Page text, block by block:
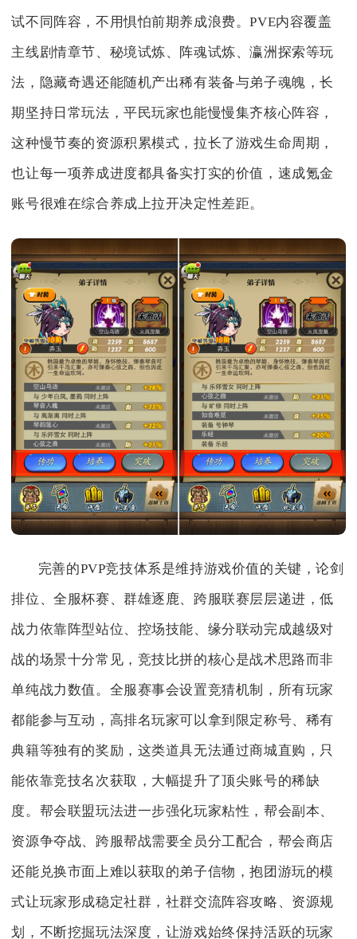
试不同阵容，不用惧怕前期养成浪费。PVE内容覆盖
主线剧情章节、秘境试炼、阵魂试炼、瀛洲探索等玩
法，隐藏奇遇还能随机产出稀有装备与弟子魂魄，长
期坚持日常玩法，平民玩家也能慢慢集齐核心阵容，
这种慢节奏的资源积累模式，拉长了游戏生命周期，
也让每一项养成进度都具备实打实的价值，速成氪金
账号很难在综合养成上拉开决定性差距。
完善的PVP竞技体系是维持游戏价值的关键，论剑
排位、全服杯赛、群雄逐鹿、跨服联赛层层递进，低
战力依靠阵型站位、控场技能、缘分联动完成越级对
战的场景十分常见，竞技比拼的核心是战术思路而非
单纯战力数值。全服赛事会设置竞猜机制，所有玩家
都能参与互动，高排名玩家可以拿到限定称号、稀有
典籍等独有的奖励，这类道具无法通过商城直购，只
能依靠竞技名次获取，大幅提升了顶尖账号的稀缺
度。帮会联盟玩法进一步强化玩家粘性，帮会副本、
资源争夺战、跨服帮战需要全员分工配合，帮会商店
还能兑换市面上难以获取的弟子信物，抱团游玩的模
式让玩家形成稳定社群，社群交流阵容攻略、资源规
划，不断挖掘玩法深度，让游戏始终保持活跃的玩家